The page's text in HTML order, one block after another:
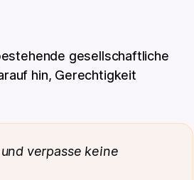
gesellschaftliche
hin, Gerechtigkeit
verpasse keine